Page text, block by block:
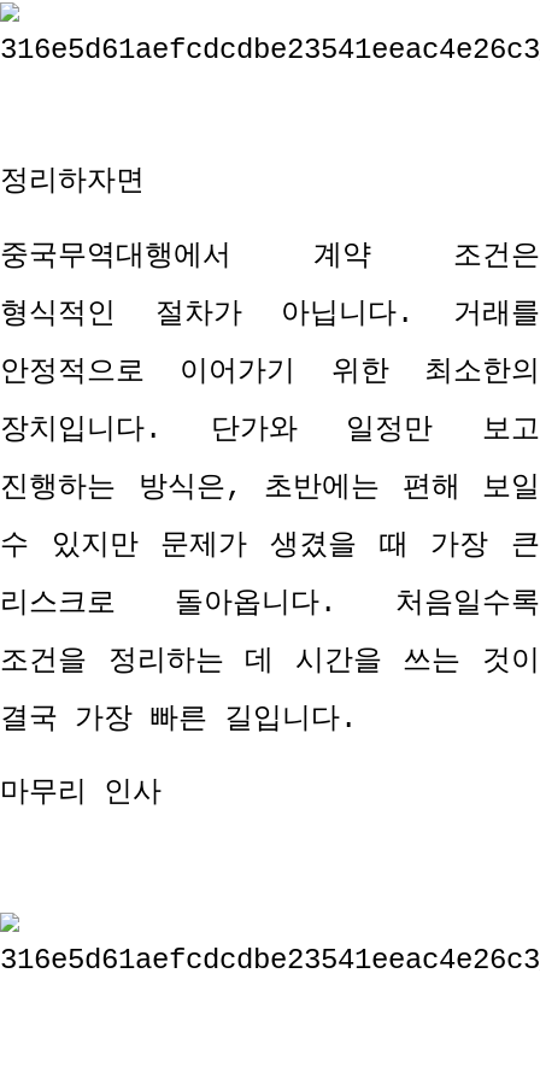
정리하자면
중국무역대행에서 계약 조건은
형식적인 절차가 아닙니다. 거래를
안정적으로 이어가기 위한 최소한의
장치입니다. 단가와 일정만 보고
진행하는 방식은, 초반에는 편해 보일
수 있지만 문제가 생겼을 때 가장 큰
리스크로 돌아옵니다. 처음일수록
조건을 정리하는 데 시간을 쓰는 것이
결국 가장 빠른 길입니다.
마무리 인사